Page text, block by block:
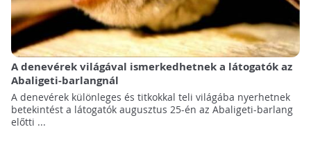
A denevérek világával ismerkedhetnek a látogatók az
Abaligeti-barlangnál
A denevérek különleges és titkokkal teli világába nyerhetnek
betekintést a látogatók augusztus 25-én az Abaligeti-barlang
előtti ...